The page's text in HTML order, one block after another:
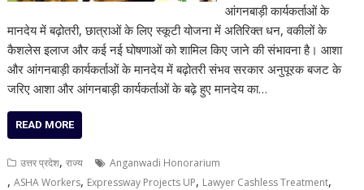
आंगनबाड़ी कार्यकर्ताओं के
मानदेय में बढ़ोतरी, छात्राओं के लिए स्कूटी योजना में अतिरिक्त धन, वकीलों के
कैशलेस इलाज और कई नई घोषणाओं को शामिल किए जाने की संभावना है। आशा
और आंगनबाड़ी कार्यकर्ताओं के मानदेय में बढ़ोतरी संभव सरकार अनुपूरक बजट के
जरिए आशा और आंगनबाड़ी कार्यकर्ताओं के बढ़े हुए मानदेय का…
READ MORE
उत्तर प्रदेश,राज्य Anganwadi Honorarium
,ASHA Workers, Expressway Projects UP, Lawyer Cashless Treatment,